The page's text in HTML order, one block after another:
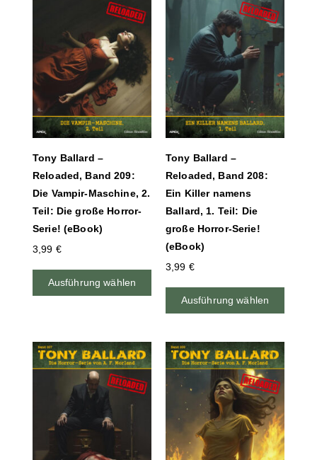
Tony Ballard –
Reloaded, Band 209:
Die Vampir-Maschine, 2.
Teil: Die große Horror-
Serie! (eBook)
3,99 €
Ausführung wählen
Tony Ballard –
Reloaded, Band 208:
Ein Killer namens
Ballard, 1. Teil: Die
große Horror-Serie!
(eBook)
3,99 €
Ausführung wählen